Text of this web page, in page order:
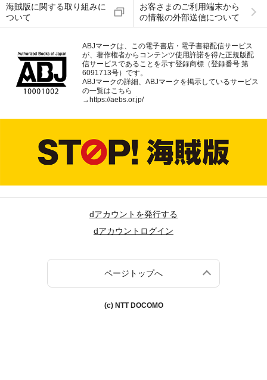
海賊版に関する取り組みに
ついて
お客さまのご利用端末から
の情報の外部送信について
ABJマークは、この電子書店・電子書籍配信サービス
が、著作権者からコンテンツ使用許諾を得た正規版配
信サービスであることを示す登録商標（登録番号 第
6091713号）です。
ABJマークの詳細、ABJマークを掲示しているサービス
の一覧はこちら
→https://aebs.or.jp/
dアカウントを発行する
dアカウントログイン
ページトップへ
(c) NTT DOCOMO